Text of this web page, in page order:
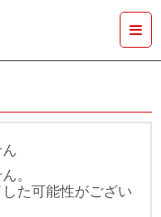
。
た可能性がござい